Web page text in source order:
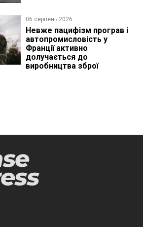
06 серпень 2026
Невже пацифізм програв і
автопромисловість у
Франції активно
долучається до
виробництва зброї